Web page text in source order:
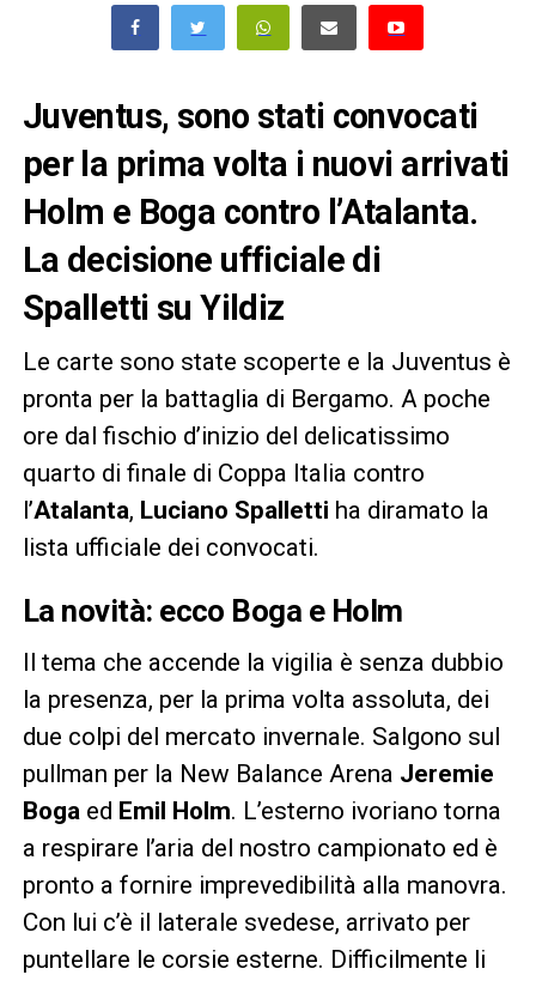
Juventus, sono stati convocati
per la prima volta i nuovi arrivati
Holm e Boga contro l’Atalanta.
La decisione ufficiale di
Spalletti su Yildiz
Le carte sono state scoperte e la Juventus è
pronta per la battaglia di Bergamo. A poche
ore dal fischio d’inizio del delicatissimo
quarto di finale di Coppa Italia contro
l’Atalanta, Luciano Spalletti ha diramato la
lista ufficiale dei convocati.
La novità: ecco Boga e Holm
Il tema che accende la vigilia è senza dubbio
la presenza, per la prima volta assoluta, dei
due colpi del mercato invernale. Salgono sul
pullman per la New Balance Arena Jeremie
Bogaed Emil Holm. L’esterno ivoriano torna
a respirare l’aria del nostro campionato ed è
pronto a fornire imprevedibilità alla manovra.
Con lui c’è il laterale svedese, arrivato per
puntellare le corsie esterne. Difficilmente li